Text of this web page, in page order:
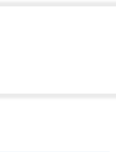
から探す
クター感染症 >